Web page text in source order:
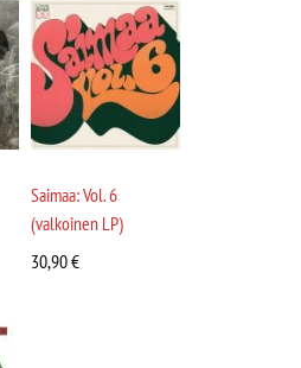
Saimaa: Vol. 6
(valkoinen LP)
30,90€